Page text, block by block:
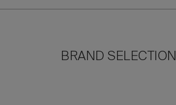
BRAND SELECTION